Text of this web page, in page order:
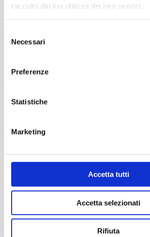
raccolto dal tuo utilizzo dei loro servizi.
delNecessari
Preferenze
Statistiche
Marketing
Accetta tutti
Accetta selezionati
Rifiuta
Nord Europa8 giorni
Nord Europa8 giorni
Southampton, Skarsvag, Arhus,
- rotterdam, Southampton